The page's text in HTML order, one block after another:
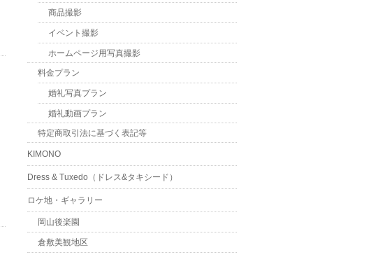
商品撮影
イベント撮影
ホームページ用写真撮影
料金プラン
婚礼写真プラン
婚礼動画プラン
特定商取引法に基づく表記等
KIMONO
Dress & Tuxedo（ドレス&タキシード）
ロケ地・ギャラリー
岡山後楽園
倉敷美観地区